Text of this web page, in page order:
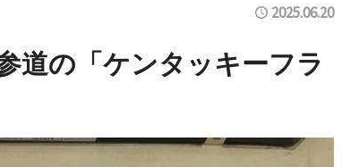
2025.06.20
道の「ケンタッキーフラ